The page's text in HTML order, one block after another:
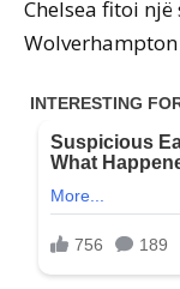
Chelsea fitoi